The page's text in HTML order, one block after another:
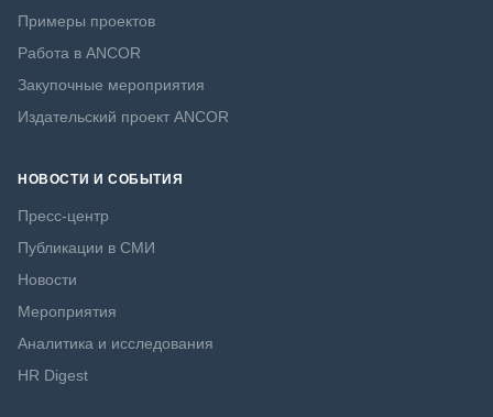
Примеры проектов
Работа в ANCOR
Закупочные мероприятия
Издательский проект ANCOR
НОВОСТИ И СОБЫТИЯ
Пресс-центр
Публикации в СМИ
Новости
Мероприятия
Аналитика и исследования
HR Digest